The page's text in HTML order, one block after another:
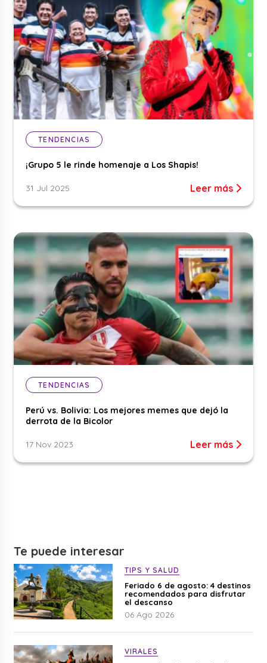
TENDENCIAS
¡Grupo 5 le rinde homenaje a Los Shapis!
31 Jul 2025 Leer más
TENDENCIAS
Perú vs. Bolivia: Los mejores memes que dejó la
derrota de la Bicolor
17 Nov 2023 Leer más
Te puede interesar
TIPS Y SALUD
Feriado 6 de agosto: 4 destinos
recomendados para disfrutar
el descanso
06 Ago 2026
VIRALES